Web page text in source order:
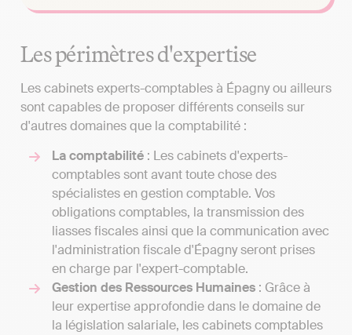
Les périmètres d'expertise
Les cabinets experts-comptables à Épagny ou ailleurs
sont capables de proposer différents conseils sur
d'autres domaines que la comptabilité :
La comptabilité : Les cabinets d'experts-
comptables sont avant toute chose des
spécialistes en gestion comptable. Vos
obligations comptables, la transmission des
liasses fiscales ainsi que la communication avec
l'administration fiscale d'Épagny seront prises
en charge par l'expert-comptable.
Gestion des Ressources Humaines : Grâce à
leur expertise approfondie dans le domaine de
la législation salariale, les cabinets comptables